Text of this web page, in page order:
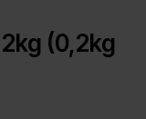
(0,2kg